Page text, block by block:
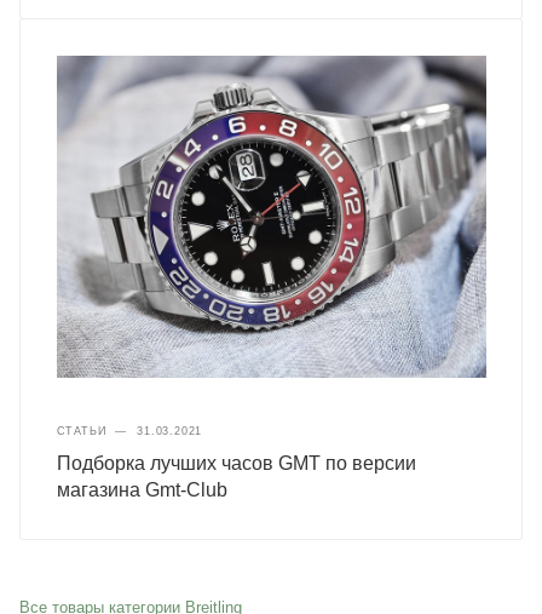
СТАТЬИ — 31.03.2021
Подборка лучших часов GMT по версии
магазина Gmt-Club
Все товары категории Breitling